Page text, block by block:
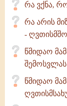
რა ვქნა,
რა არის
-
წმიდაო
წმიდაო